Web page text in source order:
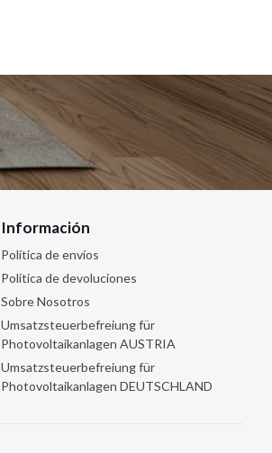
Información
Política de envíos
Política de devoluciones
Sobre Nosotros
Umsatzsteuerbefreiung für
Photovoltaikanlagen AUSTRIA
Umsatzsteuerbefreiung für
Photovoltaikanlagen DEUTSCHLAND